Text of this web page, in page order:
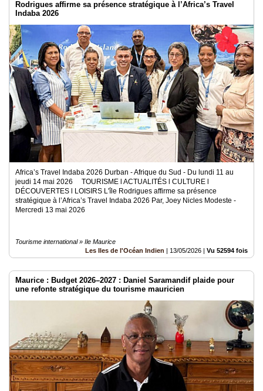
Rodrigues affirme sa présence stratégique à l’Africa’s Travel
Indaba 2026
Africa’s Travel Indaba 2026 Durban - Afrique du Sud - Du lundi 11 au
jeudi 14 mai 2026 TOURISME l ACTUALITÉS l CULTURE l
DÉCOUVERTES l LOISIRS L'île Rodrigues affirme sa présence
stratégique à l’Africa’s Travel Indaba 2026 Par, Joey Nicles Modeste -
Mercredi 13 mai 2026
Tourisme international » Ile Maurice
Les Iles de l'Océan Indien | 13/05/2026 | Vu 52594 fois
Maurice : Budget 2026–2027 : Daniel Saramandif plaide pour
une refonte stratégique du tourisme mauricien